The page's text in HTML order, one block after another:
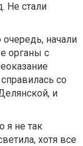
Не стали
начали
органы с
со
и
я не так
хотя все